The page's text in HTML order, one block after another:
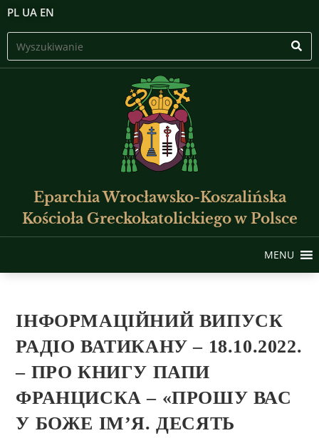
PL UA EN
Eparchia Wrocławsko-Koszalińska
Kościoła Greckokatolickiego w Polsce
MENU
ІНФОРМАЦІЙНИЙ ВИПУСК
РАДІО ВАТИКАНУ – 18.10.2022.
– ПРО КНИГУ ПАПИ
ФРАНЦИСКА – «ПРОШУ ВАС
У БОЖЕ ІМ’Я. ДЕСЯТЬ